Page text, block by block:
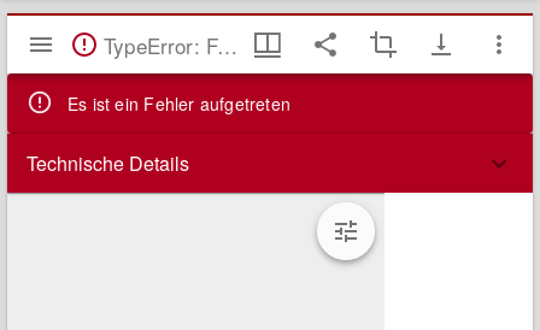
Mirador
Viewer TypeError: Failed to fetch
Es ist ein Fehler aufgetreten
Technische Details